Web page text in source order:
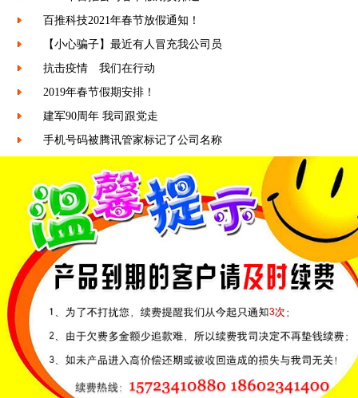
百推科技2021年春节放假通知！
【小心骗子】最近有人冒充我公司员
抗击疫情 我们在行动
2019年春节假期安排！
建军90周年 我司跟党走
手机号码被腾讯管家标记了公司名称